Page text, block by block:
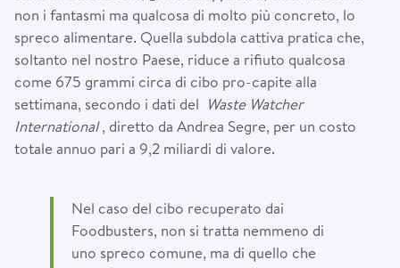
non i fantasmi ma qualcosa di molto più concreto, lo
spreco alimentare. Quella subdola cattiva pratica che,
soltanto nel nostro Paese, riduce a rifiuto qualcosa
come 675 grammi circa di cibo pro-capite alla
settimana, secondo i dati del Waste Watcher
International , diretto da Andrea Segre, per un costo
totale annuo pari a 9,2 miliardi di valore.
Nel caso del cibo recuperato dai
Foodbusters, non si tratta nemmeno di
uno spreco comune, ma di quello che